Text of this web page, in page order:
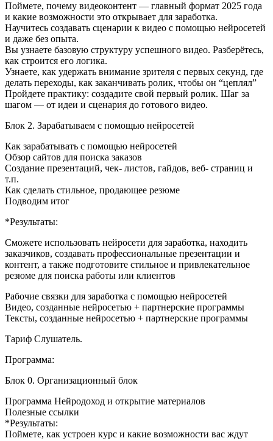
Поймете, почему видеоконтент — главный формат 2025 года
и какие возможности это открывает для заработка.
Научитесь создавать сценарии к видео с помощью нейросетей
и даже без опыта.
Вы узнаете базовую структуру успешного видео. Разберётесь,
как строится его логика.
Узнаете, как удержать внимание зрителя с первых секунд, где
делать переходы, как заканчивать ролик, чтобы он “цеплял”
Пройдете практику: создадите свой первый ролик. Шаг за
шагом — от идеи и сценария до готового видео.
Блок 2. Зарабатываем с помощью нейросетей
Как зарабатывать с помощью нейросетей
Обзор сайтов для поиска заказов
Создание презентаций, чек- листов, гайдов, веб- страниц и
т.п.
Как сделать стильное, продающее резюме
Подводим итог
*Результаты:
Сможете использовать нейросети для заработка, находить
заказчиков, создавать профессиональные презентации и
контент, а также подготовите стильное и привлекательное
резюме для поиска работы или клиентов
Рабочие связки для заработка с помощью нейросетей
Видео, созданные нейросетью + партнерские программы
Тексты, созданные нейросетью + партнерские программы
Тариф Слушатель.
Программа:
Блок 0. Организационный блок
Программа Нейродоход и открытие материалов
Полезные ссылки
*Результаты:
Поймете, как устроен курс и какие возможности вас ждут